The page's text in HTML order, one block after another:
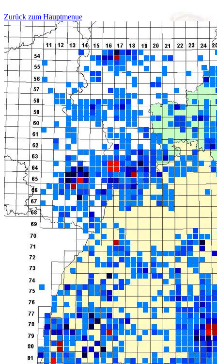
Zurück zum Hauptmenue